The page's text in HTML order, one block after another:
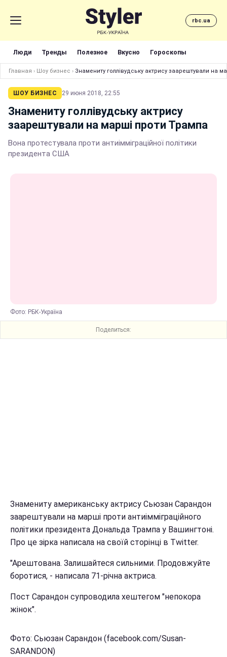
rbc.ua
Люди Тренды Полезное Вкусно Гороскопы
Главная › Шоу бизнес › Знамениту голлівудську актрису заарештували на
ШОУ БИЗНЕС 29 июня 2018, 22:55
Знамениту голлівудську актрису
заарештували на марші проти Трампа
Вона протестувала проти антиімміграційної політики
президента США
Фото: РБК-Україна
Поделиться:
Знамениту американську актрису Сьюзан Сарандон
заарештували на марші проти антиімміграційного
політики президента Дональда Трампа у Вашингтоні.
Про це зірка написала на своїй сторінці в Twitter.
"Арештована. Залишайтеся сильними. Продовжуйте
боротися, - написала 71-річна актриса.
Пост Сарандон супроводила хештегом "непокора
жінок".
Фото: Сьюзан Сарандон (facebook.com/Susan-
SARANDON)